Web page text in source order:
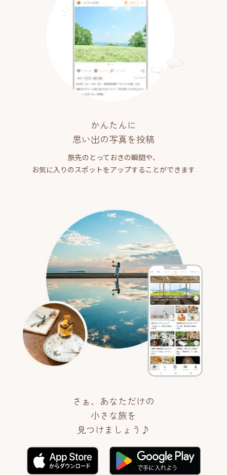
かんたんに
思い出の写真を投稿
旅先のとっておきの瞬間や、
お気に入りのスポットをアップすることができます
さぁ、あなただけの
小さな旅を
見つけましょう♪